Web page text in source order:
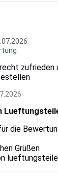
zufrieden
die
Grüßen
lueftungsteile